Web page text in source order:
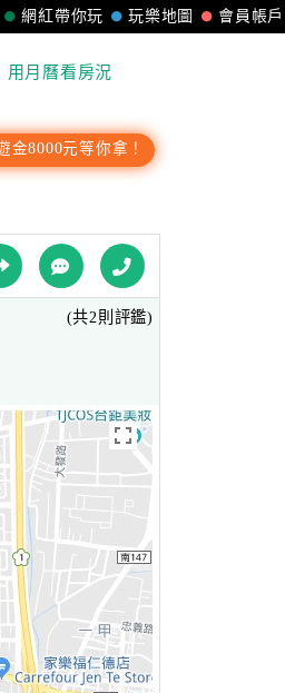
會員帳戶
玩樂地圖
網紅帶你玩
用月曆看房況
金8000元等你拿！
(共2則評鑑)